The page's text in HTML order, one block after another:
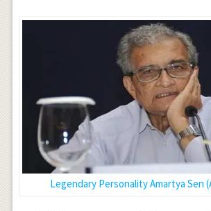
Legendary Personality Amartya Sen